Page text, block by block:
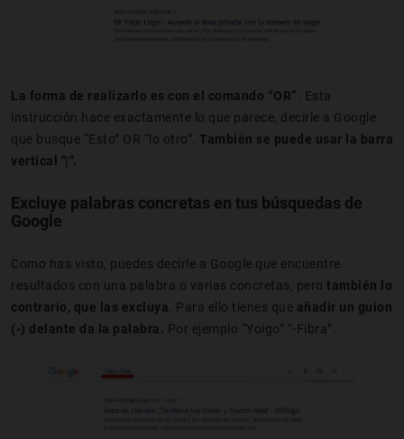
La forma de realizarlo es con el comando “OR” . Esta
instrucción hace exactamente lo que parece, decirle a Google
que busque “Esto” OR “lo otro”. También se puede usar la barra
vertical "|".
Excluye palabras concretas en tus búsquedas de
Google
Como has visto, puedes decirle a Google que encuentre
resultados con una palabra o varias concretas, pero también lo
contrario, que las excluya . Para ello tienes que añadir un guion
(-) delante da la palabra. Por ejemplo “Yoigo” “-Fibra”.